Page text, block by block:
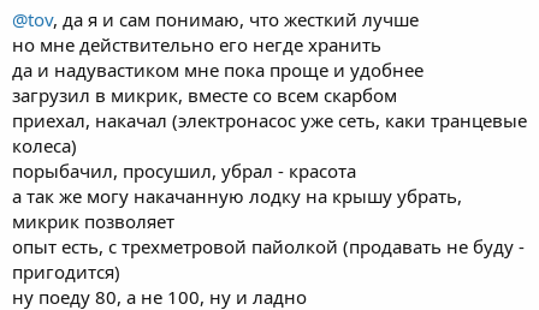
@tov, да я и сам понимаю, что жесткий лучше
но мне действительно его негде хранить
да и надувастиком мне пока проще и удобнее
загрузил в микрик, вместе со всем скарбом
приехал, накачал (электронасос уже сеть, каки транцевые
колеса)
порыбачил, просушил, убрал - красота
а так же могу накачанную лодку на крышу убрать,
микрик позволяет
опыт есть, с трехметровой пайолкой (продавать не буду -
пригодится)
ну поеду 80, а не 100, ну и ладно